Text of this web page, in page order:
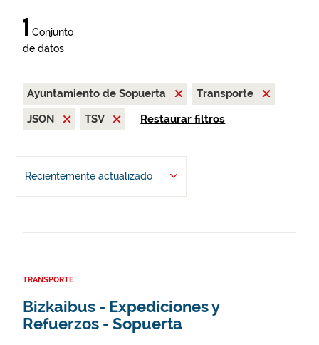
1 Conjunto
de datos
Ayuntamiento de Sopuerta
Transporte
JSON
TSV Restaurar filtros
Recientemente actualizado
TRANSPORTE
Bizkaibus - Expediciones y
Refuerzos - Sopuerta